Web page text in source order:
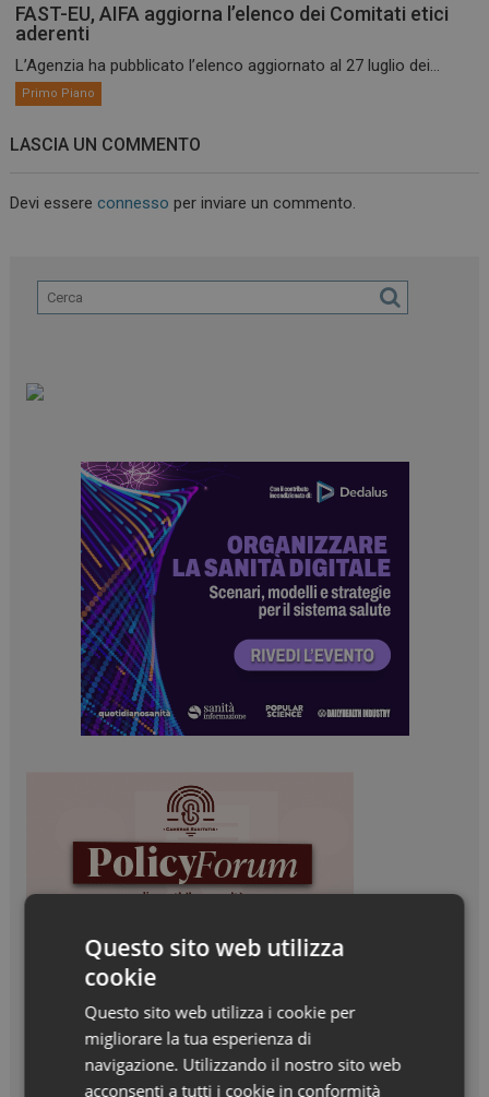
FAST-EU, AIFA aggiorna l’elenco dei Comitati etici
aderenti
L’Agenzia ha pubblicato l’elenco aggiornato al 27 luglio dei...
Primo Piano
LASCIA UN COMMENTO
Devi essereconnesso per inviare un commento.
Questo sito web utilizza
cookie
Questo sito web utilizza i cookie per
migliorare la tua esperienza di
navigazione. Utilizzando il nostro sito web
acconsenti a tutti i cookie in conformità